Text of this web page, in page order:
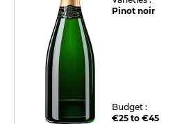
Pinot noir
Budget :
€25 to €45